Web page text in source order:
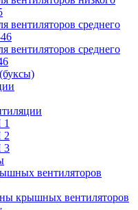
вентиляторов среднего
вентиляторов среднего
1
2
3
вентиляторов
крышных вентиляторов